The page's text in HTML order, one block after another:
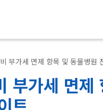
부가세 면제 항목 및 동물병원
부가세 면제
트